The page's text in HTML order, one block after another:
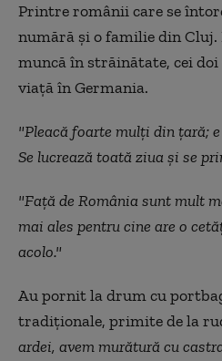
Printre românii care se
numără și o familie din Cluj.
muncă în străinătate, cei
viață în Germania.
"Pleacă foarte mulţi din ţară;
Se lucrează toată ziua şi se
"Faţă de România sunt mult
mai ales pentru cine are o
acolo."
Au pornit la drum cu
tradiționale, primite de la
ardei, avem murătură cu